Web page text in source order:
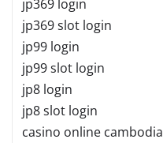
jp369 login
jp369 slot login
jp99 login
jp99 slot login
jp8 login
jp8 slot login
casino online cambodia